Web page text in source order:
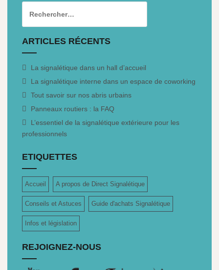
ARTICLES RÉCENTS
La signalétique dans un hall d’accueil
La signalétique interne dans un espace de coworking
Tout savoir sur nos abris urbains
Panneaux routiers : la FAQ
L’essentiel de la signalétique extérieure pour les
professionnels
ETIQUETTES
Accueil A propos de Direct Signalétique
Conseils et Astuces Guide d'achats Signalétique
Infos et législation
REJOIGNEZ-NOUS